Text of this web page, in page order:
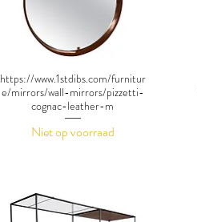
https://www.1stdibs.com/furnitur
e/mirrors/wall-mirrors/pizzetti-
cognac-leather-m
Niet op voorraad